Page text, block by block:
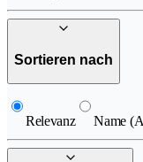
Sortieren nach
Relevanz Name